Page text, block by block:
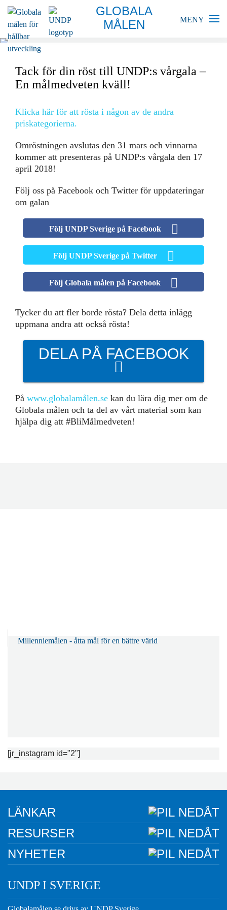
GLOBALA
MÅLEN
MENY
BLIR VÄRLDEN BÄTTRE?
GLOBALA MÅLEN
SKOLA
FÖRETAG
RESURSER
AKTUELLT
BLIR VÄRLDEN BÄTTRE?
Tack för din röst till UNDP:s vårgala –
En målmedveten kväll!
Klicka här för att rösta i någon av de andra
priskategorierna.
Omröstningen avslutas den 31 mars och vinnarna
kommer att presenteras på UNDP:s vårgala den 17
april 2018!
Följ oss på Facebook och Twitter för uppdateringar
om galan
Följ UNDP Sverige på Facebook
Följ UNDP Sverige på Twitter
Följ Globala målen på Facebook
Tycker du att fler borde rösta? Dela detta inlägg
uppmana andra att också rösta!
DELA PÅ FACEBOOK
På www.globalamålen.se kan du lära dig mer om de
Globala målen och ta del av vårt material som kan
hjälpa dig att #BliMålmedveten!
Millenniemålen - åtta mål för en bättre värld
[jr_instagram id="2"]
LÄNKAR
RESURSER
NYHETER
UNDP I SVERIGE